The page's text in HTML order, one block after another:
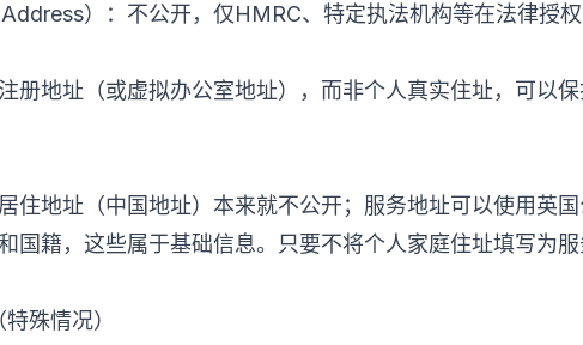
）：不公开，仅HMRC、特定执法机构等在法律授
册地址（或虚拟办公室地址），而非个人真实住址，可以
住地址（中国地址）本来就不公开；服务地址可以使用英国
国籍，这些属于基础信息。只要不将个人家庭住址填写为
殊情况）